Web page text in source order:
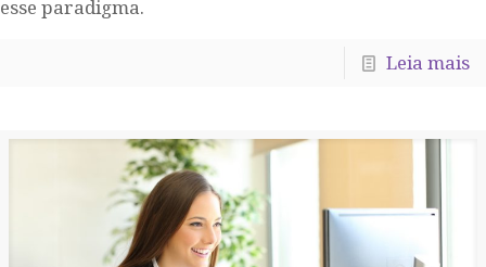
esse paradigma.
Leia mais